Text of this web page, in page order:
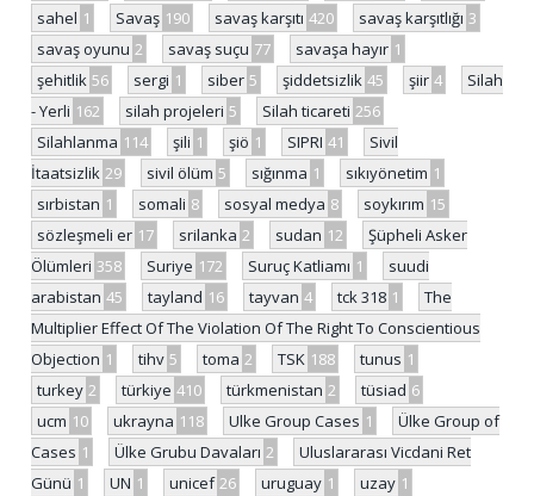
sahel 1 Savaş 190 savaş karşıtı 420 savaş karşıtlığı 3
savaş oyunu 2 savaş suçu 77 savaşa hayır 1
şehitlik 56 sergi 1 siber 5 şiddetsizlik 45 şiir 4
Silah
- Yerli 162 silah projeleri 5 Silah ticareti 256
Silahlanma 114 şili 1 şiö 1 SIPRI 41
Sivil
İtaatsizlik 29 sivil ölüm 5 sığınma 1 sıkıyönetim 1
sırbistan 1 somali 8 sosyal medya 8 soykırım 15
sözleşmeli er 17 srilanka 2 sudan 12
Şüpheli Asker
Ölümleri 358 Suriye 172 Suruç Katliamı 1
suudi
arabistan 45 tayland 16 tayvan 4 tck 318 1
The
Multiplier Effect Of The Violation Of The Right To Conscientious
Objection 1 tihv 5 toma 2 TSK 188 tunus 1
turkey 2 türkiye 410 türkmenistan 2 tüsiad 6
ucm 10 ukrayna 118 Ulke Group Cases 1
Ülke Group of
Cases 1 Ülke Grubu Davaları 2
Uluslararası Vicdani Ret
Günü 1 UN 1 unicef 26 uruguay 1 uzay 1